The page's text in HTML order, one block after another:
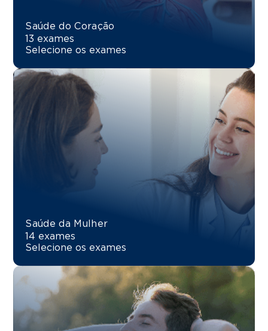
Saúde do Coração
13 exames
Selecione os exames
Saúde da Mulher
14 exames
Selecione os exames